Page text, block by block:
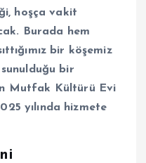
hoşça vakit
Burada hem
bir köşemiz
bir
Mutfak Kültürü Evi
yılında hizmete